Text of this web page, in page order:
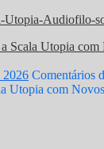
Scala Utopia com
2026 Comentários
Utopia com